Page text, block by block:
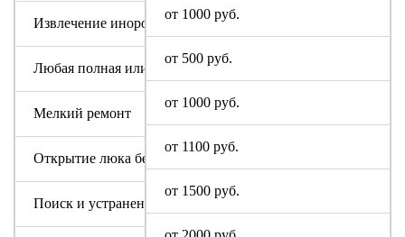
от 1000 руб.
от 500 руб.
от 1000 руб.
от 1100 руб.
от 1500 руб.
Извлечение инородного предмета (без разбора бака)
Любая полная или частичная разборка машины Sony
Мелкий ремонт
Открытие люка без ремонта
Поиск и устранение засора в сливном тракте